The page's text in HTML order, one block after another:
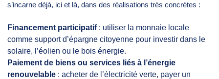
s’incarne déjà, ici et là, dans des réalisations très concrètes :
Financement participatif: utiliser la monnaie locale
comme support d’épargne citoyenne pour investir dans le
solaire, l’éolien ou le bois énergie.
Paiement de biens ou services liés à l’énergie
renouvelable : acheter de l’électricité verte, payer un